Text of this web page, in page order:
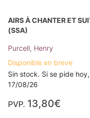
AIRS À CHANTER ET
(SSA)
Purcell, Henry
Disponible en breve
Sin stock. Si se pide
17/08/26
PVP. 13,80€